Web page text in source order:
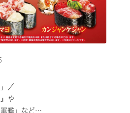
／
や
艦』など